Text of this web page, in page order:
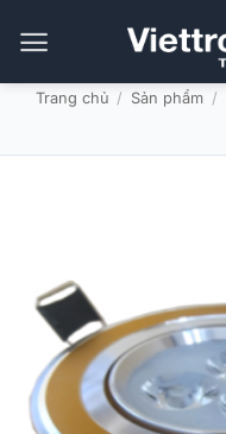
qua
dungTrang chủ / Sản phẩm /